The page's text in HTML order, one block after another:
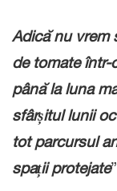
Adică nu vrem
de tomate într-
până la luna
sfârșitul lunii
tot parcursul
spații protejate